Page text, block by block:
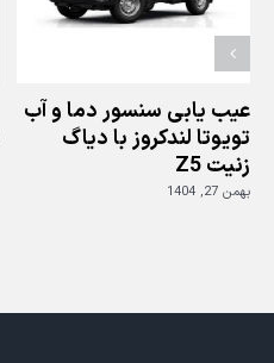
عیب یابی سنسور دما و آب
تویوتا لندکروز با دیاگ
زنیت Z5
بهمن 27, 1404